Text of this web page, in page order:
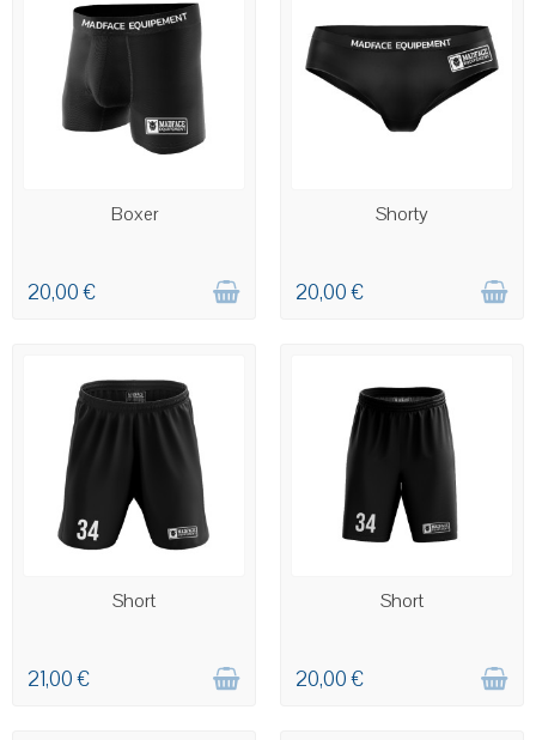
COMMANDE PERSONNALISÉE
Boxer
20,00 €
COMMANDE PERSONNALISÉE
Shorty
20,00 €
COMMANDE PERSONNALISÉE
Short
21,00 €
COMMANDE PERSONNALISÉE
Short
20,00 €